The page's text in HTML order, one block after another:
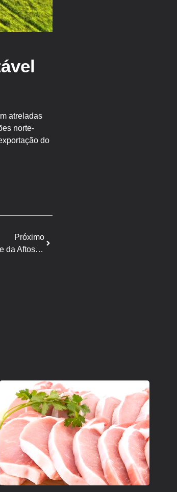
atreladas
norte-
do
Próximo
MAPA: mais um passo para tornar o Brasil livre da Aftosa sem vacinação